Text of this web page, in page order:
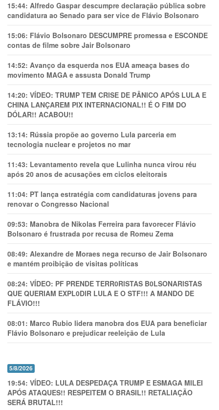
15:44: Alfredo Gaspar descumpre declaração pública sobre
candidatura ao Senado para ser vice de Flávio Bolsonaro
15:06: Flávio Bolsonaro DESCUMPRE promessa e ESCONDE
contas de filme sobre Jair Bolsonaro
14:52: Avanço da esquerda nos EUA ameaça bases do
movimento MAGA e assusta Donald Trump
14:20: VÍDEO: TRUMP TEM CRlSE DE PÂNlCO APÓS LULA E
CHINA LANÇAREM PIX INTERNACIONAL!! É O FIM DO
DÓLAR!! ACABOU!!
13:14: Rússia propõe ao governo Lula parceria em
tecnologia nuclear e projetos no mar
11:43: Levantamento revela que Lulinha nunca virou réu
após 20 anos de acusações em ciclos eleitorais
11:04: PT lança estratégia com candidaturas jovens para
renovar o Congresso Nacional
09:53: Manobra de Nikolas Ferreira para favorecer Flávio
Bolsonaro é frustrada por recusa de Romeu Zema
08:49: Alexandre de Moraes nega recurso de Jair Bolsonaro
e mantém proibição de visitas políticas
08:24: VÍDEO: PF PRENDE TERR0RlSTAS B0LSONARlSTAS
QUE QUERIAM EXPL0DlR LULA E O STF!!! A MANDO DE
FLÁVIO!!!
08:01: Marco Rubio lidera manobra dos EUA para beneficiar
Flávio Bolsonaro e prejudicar reeleição de Lula
5/8/2026
19:54: VÍDEO: LULA DESPEDAÇA TRUMP E ESMAGA MILEI
APÓS ATAQUES!! RESPEITEM O BRASIL!! RETALIAÇÃO
SERÁ BRUTAL!!!